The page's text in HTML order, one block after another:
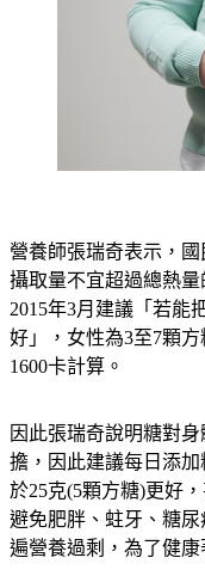
營養師張瑞奇表示，
攝取量不宜超過總熱
2015年3月建議「若能
好」，女性為3至7顆
1600卡計算。
因此張瑞奇說明糖對
擔，因此建議每日添
於25克(5顆方糖)更好
避免肥胖、蛀牙、糖
遍營養過剩，為了健康